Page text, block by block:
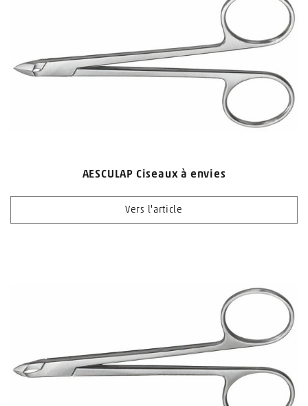
AESCULAP Ciseaux à envies
Vers l'article